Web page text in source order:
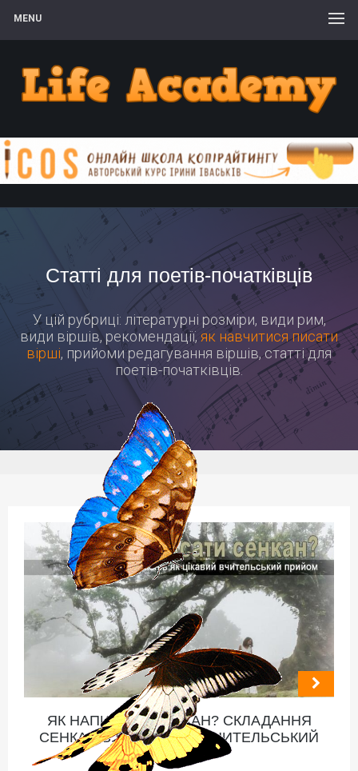
MENU
Статті для поетів-початківців
У цій рубриці: літературні розміри, види рим,
види віршів, рекомендації, як навчитися писати
вірші, прийоми редагування віршів, статті для
поетів-початківців.
ЯК НАПИСАТИ СЕНКАН? СКЛАДАННЯ
СЕНКАНІВ ЯК ЦІКАВИЙ ВЧИТЕЛЬСЬКИЙ
ПРИЙОМ